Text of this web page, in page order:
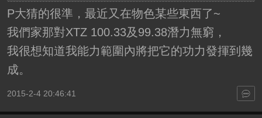
P大猜的很準，最近又在物色某些東西了~
我們家那對XTZ 100.33及99.38潛力無窮，
我很想知道我能力範圍內將把它的功力發揮到幾
成。
2015-2-4 20:46:41